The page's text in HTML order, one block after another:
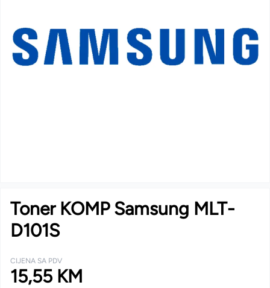
Toner KOMP Samsung MLT-
D101S
CIJENA SA PDV
15,55 KM